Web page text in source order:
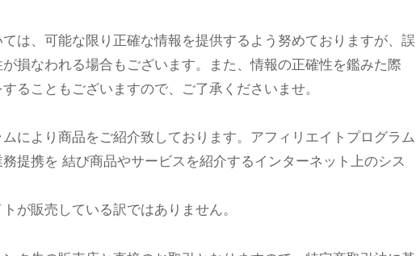
は、可能な限り正確な情報を提供するよう努めておりますが、誤
損なわれる場合もございます。また、情報の正確性を鑑みた際
ることもございますので、ご了承くださいませ。
により商品をご紹介致しております。アフィリエイトプログラム
提携を 結び商品やサービスを紹介するインターネット上のシス
が販売している訳ではありません。